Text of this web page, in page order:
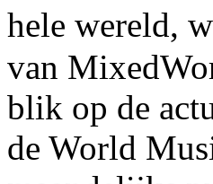
hele wereld,
van
blik op de
de World